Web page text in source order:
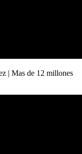
| Mas de 12 millones